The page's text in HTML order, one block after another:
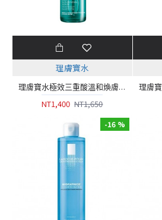
理膚寶水
理膚寶水極效三重酸溫和煥膚精華(新肌小綠瓶)30ML
NT1,400 NT1,650
-16 %